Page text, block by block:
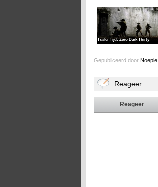
Trailer Tijd: Zero Dark Thirty
Gepubliceerd door Noepie
Reageer
Reageer